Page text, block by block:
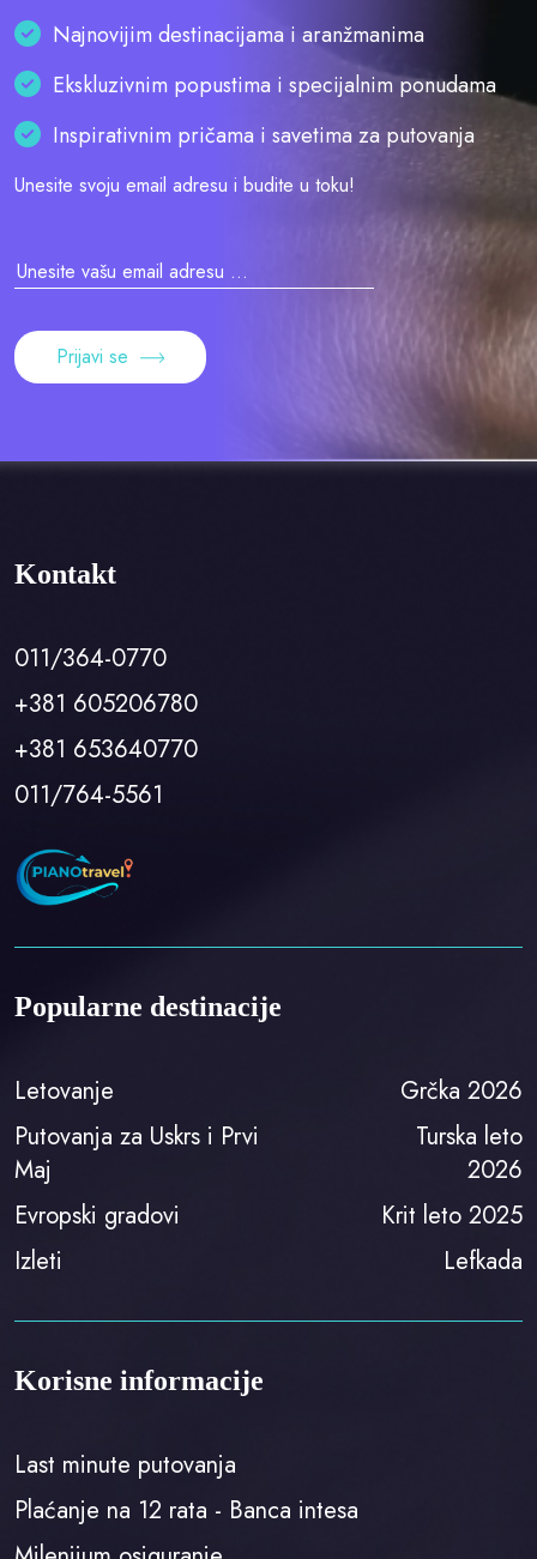
Najnovijim destinacijama i aranžmanima
Ekskluzivnim popustima i specijalnim ponudama
Inspirativnim pričama i savetima za putovanja
Unesite svoju email adresu i budite u toku!
Prijavi se
Kontakt
011/364-0770
+381 605206780
+381 653640770
011/764-5561
Popularne destinacije
Letovanje
Putovanja za Uskrs i Prvi
Maj
Evropski gradovi
Izleti
Grčka 2026
Turska leto
2026
Krit leto 2025
Lefkada
Korisne informacije
Last minute putovanja
Plaćanje na 12 rata - Banca intesa